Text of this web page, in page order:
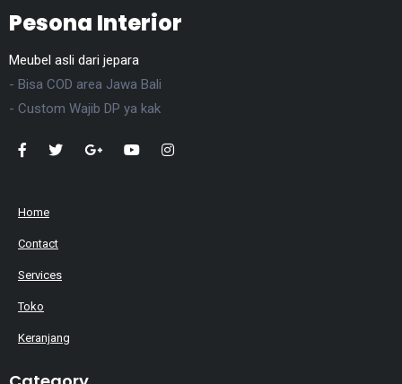
Pesona Interior
Meubel asli dari jepara
- Bisa COD area Jawa Bali
- Custom Wajib DP ya kak
Home
Contact
Services
Toko
Keranjang